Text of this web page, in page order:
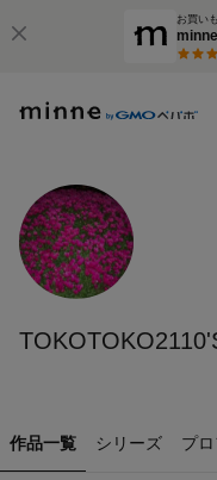
お買い
作品一覧 シリーズ プ